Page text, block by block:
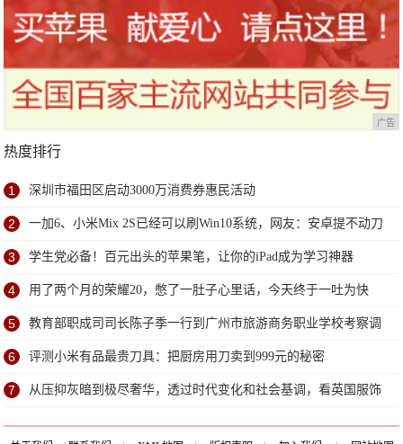
广告
热度排行
1 深圳市福田区启动3000万消费券惠民活动
2 一加6、小米Mix 2S已经可以刷Win10系统，网友：安卓提不动刀
了？
3 学生党必备！百元出头的苹果笔，让你的iPad成为学习神器
4 用了两个月的荣耀20，憋了一肚子心里话，今天终于一吐为快
5 教育部职成司司长陈子季一行到广州市旅游商务职业学校考察调
研
6 评测小米有品最贵刀具：把厨房用刀卖到999元的秘密
7 从压抑灰暗到极尽奢华，透过时代变化和社会基调，看英国服饰
变迁